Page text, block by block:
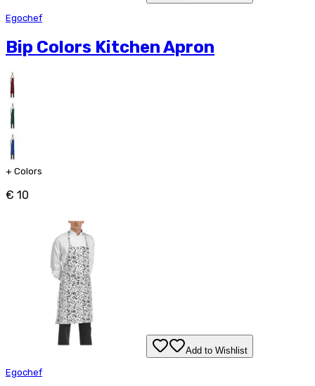
Egochef
Bip Colors Kitchen Apron
+ Colors
€ 10
Add to Wishlist
Egochef